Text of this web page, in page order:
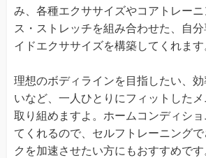
み、各種エクササイズやコアトレー
ス・ストレッチを組み合わせた、自
イドエクササイズを構築してくれます
理想のボディラインを目指したい、
いなど、一人ひとりにフィットしたメ
取り組めますよ。ホームコンディシ
てくれるので、セルフトレーニング
クを加速させたい方にもおすすめです